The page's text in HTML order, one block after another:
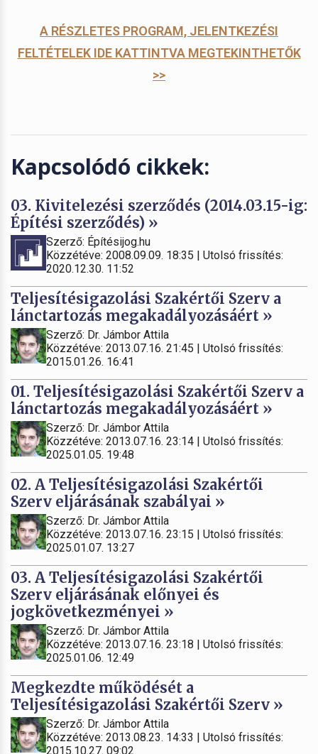
A RÉSZLETES PROGRAM, JELENTKEZÉSI
FELTÉTELEK IDE KATTINTVA MEGTEKINTHETŐK
>>
Kapcsolódó cikkek:
03. Kivitelezési szerződés (2014.03.15-ig:
Építési szerződés) »
Szerző: Építésijog.hu
Közzétéve: 2008.09.09. 18:35 | Utolsó frissítés:
2020.12.30. 11:52
Teljesítésigazolási Szakértői Szerv a
lánctartozás megakadályozásáért »
Szerző: Dr. Jámbor Attila
Közzétéve: 2013.07.16. 21:45 | Utolsó frissítés:
2015.01.26. 16:41
01. Teljesítésigazolási Szakértői Szerv a
lánctartozás megakadályozásáért »
Szerző: Dr. Jámbor Attila
Közzétéve: 2013.07.16. 23:14 | Utolsó frissítés:
2025.01.05. 19:48
02. A Teljesítésigazolási Szakértői
Szerv eljárásának szabályai »
Szerző: Dr. Jámbor Attila
Közzétéve: 2013.07.16. 23:15 | Utolsó frissítés:
2025.01.07. 13:27
03. A Teljesítésigazolási Szakértői
Szerv eljárásának előnyei és
jogkövetkezményei »
Szerző: Dr. Jámbor Attila
Közzétéve: 2013.07.16. 23:18 | Utolsó frissítés:
2025.01.06. 12:49
Megkezdte működését a
Teljesítésigazolási Szakértői Szerv »
Szerző: Dr. Jámbor Attila
Közzétéve: 2013.08.23. 14:33 | Utolsó frissítés:
2015.10.27. 09:02